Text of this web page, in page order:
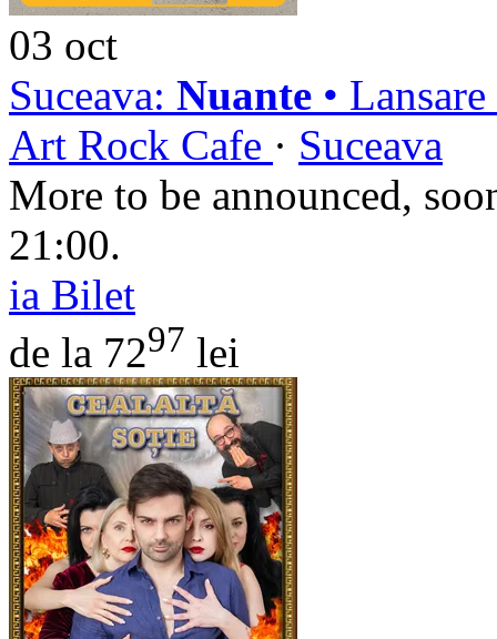
03 oct
Suceava: Nuante •
Art Rock Cafe · Suceava
More to be announced,
21:00.
ia Bilet
de la 7297 lei